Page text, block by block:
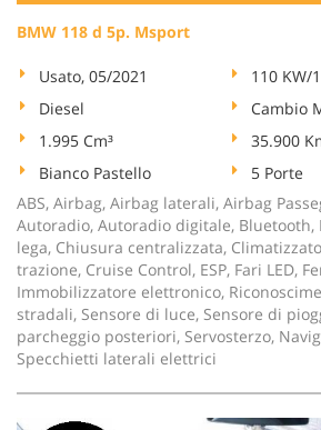
BMW 118 d 5p. Msport
Usato, 05/2021
110 KW/
Diesel
Cambio
1.995 Cm³
35.900
Bianco Pastello
5 Porte
ABS, Airbag, Airbag laterali, Airbag
Autoradio, Autoradio digitale, Bluetooth,
lega, Chiusura centralizzata,
trazione, Cruise Control, ESP, Fari LED,
Immobilizzatore elettronico,
stradali, Sensore di luce, Sensore di
parcheggio posteriori, Servosterzo,
Specchietti laterali elettrici